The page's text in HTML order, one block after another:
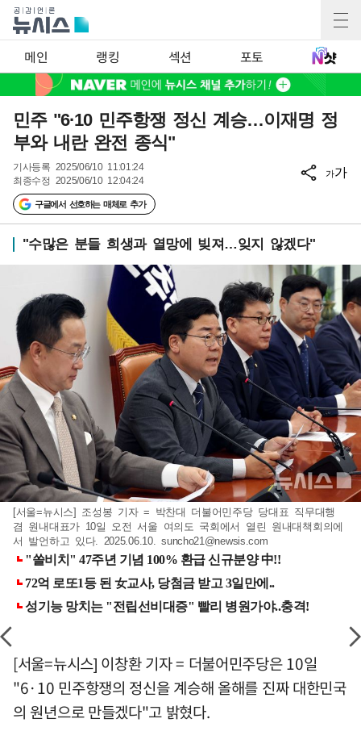
메인 랭킹 섹션 포토
민주 "6·10 민주항쟁 정신 계승…이재명 정
부와 내란 완전 종식"
기사등록 2025/06/10 11:01:24
최종수정 2025/06/10 12:04:24
구글에서 선호하는 매체로 추가
가가
"수많은 분들 희생과 열망에 빚져…잊지 않겠다"
[서울=뉴시스] 조성봉 기자 = 박찬대 더불어민주당 당대표 직무대행
겸 원내대표가 10일 오전 서울 여의도 국회에서 열린 원내대책회의에
서 발언하고 있다. 2025.06.10.suncho21@newsis.com
[서울=뉴시스] 이창환 기자 = 더불어민주당은 10일
"6·10 민주항쟁의 정신을 계승해 올해를 진짜 대한민국
의 원년으로 만들겠다"고 밝혔다.